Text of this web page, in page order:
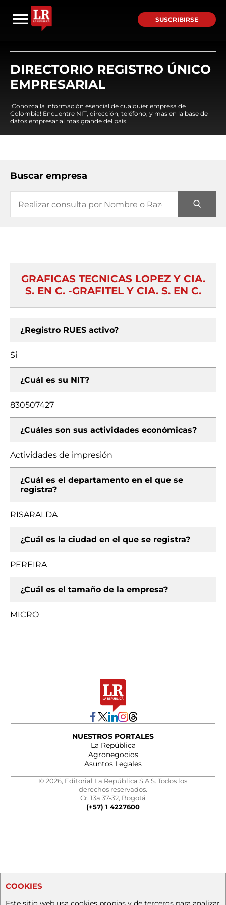
SUSCRIBIRSE
DIRECTORIO REGISTRO ÚNICO
EMPRESARIAL
¡Conozca la información esencial de cualquier empresa de
Colombia! Encuentre NIT, dirección, teléfono, y mas en la base de
datos empresarial mas grande del país.
Buscar empresa
GRAFICAS TECNICAS LOPEZ Y CIA.
S. EN C. -GRAFITEL Y CIA. S. EN C.
¿Registro RUES activo?
Si
¿Cuál es su NIT?
830507427
¿Cuáles son sus actividades económicas?
Actividades de impresión
¿Cuál es el departamento en el que se
registra?
RISARALDA
¿Cuál es la ciudad en el que se registra?
PEREIRA
¿Cuál es el tamaño de la empresa?
MICRO
NUESTROS PORTALES
La República
Agronegocios
Asuntos Legales
© 2026, Editorial La República S.A.S. Todos los
derechos reservados.
Cr. 13a 37-32, Bogotá
(+57) 1 4227600
COOKIES